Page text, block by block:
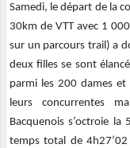
Samedi, le départ de la
30km de VTT avec 1
sur un parcours trail) a
deux filles se sont
parmi les 200 dames
leurs concurrentes
Bacquenois s’octroie
temps total de